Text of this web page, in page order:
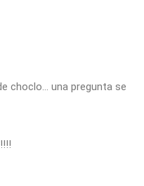
choclo… una pregunta se